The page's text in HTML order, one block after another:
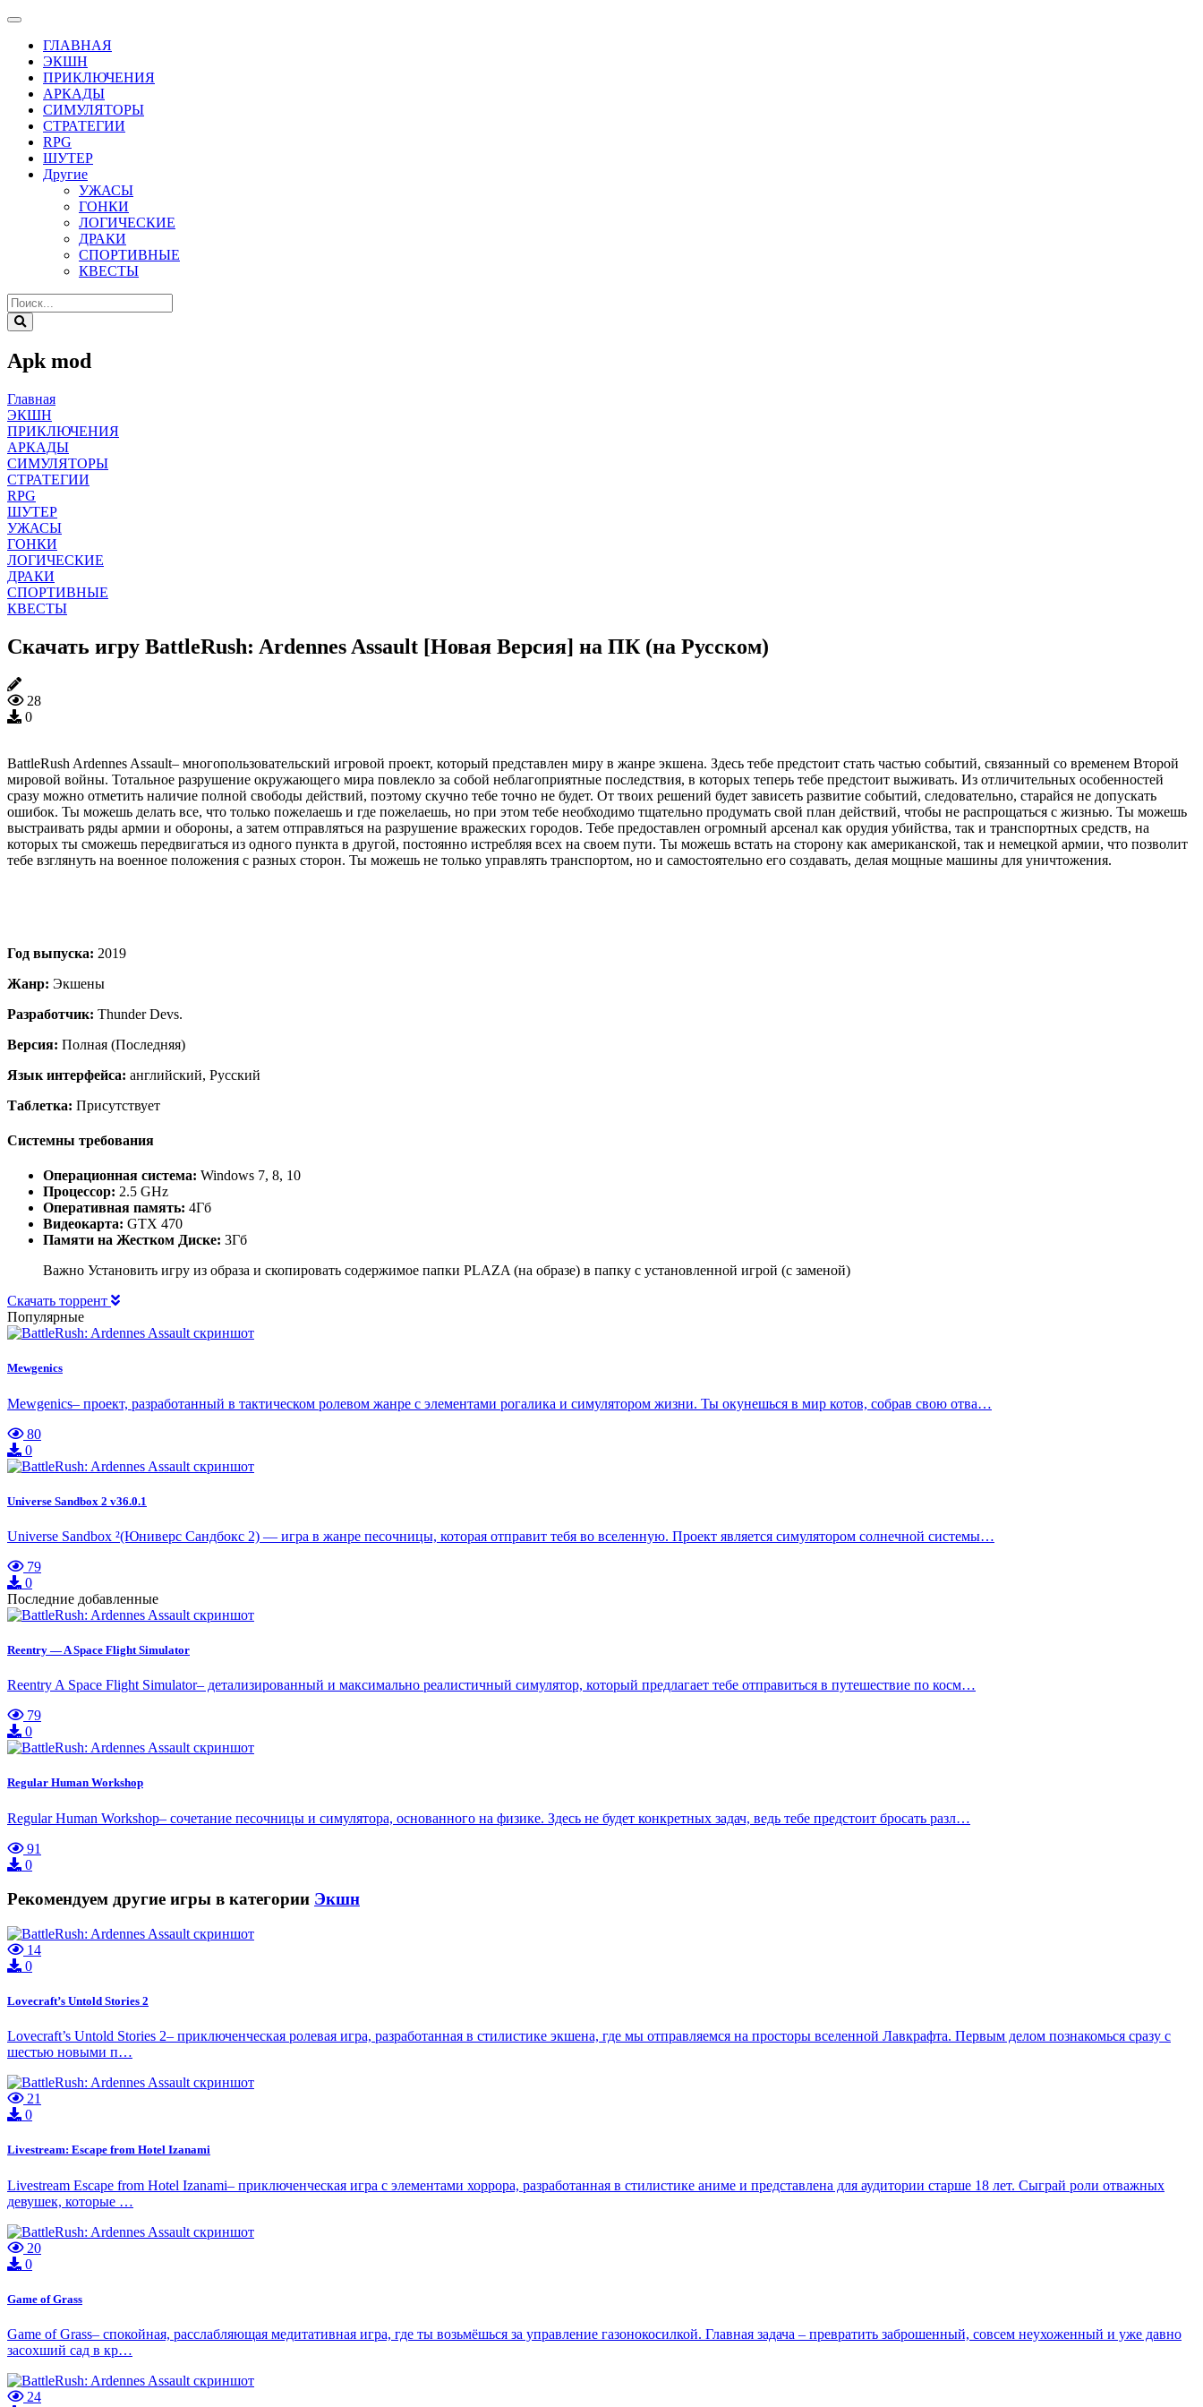
ГЛАВНАЯ
ЭКШН
ПРИКЛЮЧЕНИЯ
АРКАДЫ
СИМУЛЯТОРЫ
СТРАТЕГИИ
RPG
ШУТЕР
Другие
УЖАСЫ
ГОНКИ
ЛОГИЧЕСКИЕ
ДРАКИ
СПОРТИВНЫЕ
КВЕСТЫ
Apk mod
Главная
ЭКШН
ПРИКЛЮЧЕНИЯ
АРКАДЫ
СИМУЛЯТОРЫ
СТРАТЕГИИ
RPG
ШУТЕР
УЖАСЫ
ГОНКИ
ЛОГИЧЕСКИЕ
ДРАКИ
СПОРТИВНЫЕ
КВЕСТЫ
Скачать игру BattleRush: Ardennes Assault [Новая Версия] на ПК (на Русском)
28
0
BattleRush Ardennes Assault– многопользовательский игровой проект, который представлен миру в жанре экшена. Здесь тебе предстоит стать частью событий, связанный со временем Второй
мировой войны. Тотальное разрушение окружающего мира повлекло за собой неблагоприятные последствия, в которых теперь тебе предстоит выживать. Из отличительных особенностей
сразу можно отметить наличие полной свободы действий, поэтому скучно тебе точно не будет. От твоих решений будет зависеть развитие событий, следовательно, старайся не допускать
ошибок. Ты можешь делать все, что только пожелаешь и где пожелаешь, но при этом тебе необходимо тщательно продумать свой план действий, чтобы не распрощаться с жизнью. Ты можешь
выстраивать ряды армии и обороны, а затем отправляться на разрушение вражеских городов. Тебе предоставлен огромный арсенал как орудия убийства, так и транспортных средств, на
которых ты сможешь передвигаться из одного пункта в другой, постоянно истребляя всех на своем пути. Ты можешь встать на сторону как американской, так и немецкой армии, что позволит
тебе взглянуть на военное положения с разных сторон. Ты можешь не только управлять транспортом, но и самостоятельно его создавать, делая мощные машины для уничтожения.
Год выпуска: 2019
Жанр: Экшены
Разработчик: Thunder Devs.
Версия: Полная (Последняя)
Язык интерфейса: английский, Русский
Таблетка: Присутствует
Системны требования
Операционная система: Windows 7, 8, 10
Процессор: 2.5 GHz
Оперативная память: 4Гб
Видеокарта: GTX 470
Памяти на Жестком Диске: 3Гб
Важно Установить игру из образа и скопировать содержимое папки PLAZA (на образе) в папку с установленной игрой (с заменой)
Скачать торрент
Популярные
Mewgenics
Mewgenics– проект, разработанный в тактическом ролевом жанре с элементами рогалика и симулятором жизни. Ты окунешься в мир котов, собрав свою отва…
80
0
Universe Sandbox 2 v36.0.1
Universe Sandbox ²(Юниверс Сандбокс 2) — игра в жанре песочницы, которая отправит тебя во вселенную. Проект является симулятором солнечной системы…
79
0
Последние добавленные
Reentry — A Space Flight Simulator
Reentry A Space Flight Simulator– детализированный и максимально реалистичный симулятор, который предлагает тебе отправиться в путешествие по косм…
79
0
Regular Human Workshop
Regular Human Workshop– сочетание песочницы и симулятора, основанного на физике. Здесь не будет конкретных задач, ведь тебе предстоит бросать разл…
91
0
Рекомендуем другие игры в категории Экшн
14
0
Lovecraft’s Untold Stories 2
Lovecraft’s Untold Stories 2– приключенческая ролевая игра, разработанная в стилистике экшена, где мы отправляемся на просторы вселенной Лавкрафта. Первым делом познакомься сразу с
шестью новыми п…
21
0
Livestream: Escape from Hotel Izanami
Livestream Escape from Hotel Izanami– приключенческая игра с элементами хоррора, разработанная в стилистике аниме и представлена для аудитории старше 18 лет. Сыграй роли отважных
девушек, которые …
20
0
Game of Grass
Game of Grass– спокойная, расслабляющая медитативная игра, где ты возьмёшься за управление газонокосилкой. Главная задача – превратить заброшенный, совсем неухоженный и уже давно
засохший сад в кр…
24